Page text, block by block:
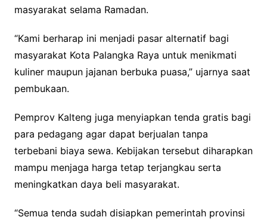
masyarakat selama Ramadan.
“Kami berharap ini menjadi pasar alternatif bagi
masyarakat Kota Palangka Raya untuk menikmati
kuliner maupun jajanan berbuka puasa,” ujarnya saat
pembukaan.
Pemprov Kalteng juga menyiapkan tenda gratis bagi
para pedagang agar dapat berjualan tanpa
terbebani biaya sewa. Kebijakan tersebut diharapkan
mampu menjaga harga tetap terjangkau serta
meningkatkan daya beli masyarakat.
“Semua tenda sudah disiapkan pemerintah provinsi